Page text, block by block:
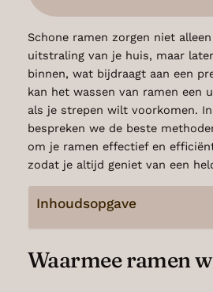
Schone ramen zorgen niet
uitstraling van je huis, maar
binnen, wat bijdraagt aan een
kan het wassen van ramen een
als je strepen wilt voorkomen.
bespreken we de beste
om je ramen effectief en
zodat je altijd geniet van een
Inhoudsopgave
Waarmee ramen